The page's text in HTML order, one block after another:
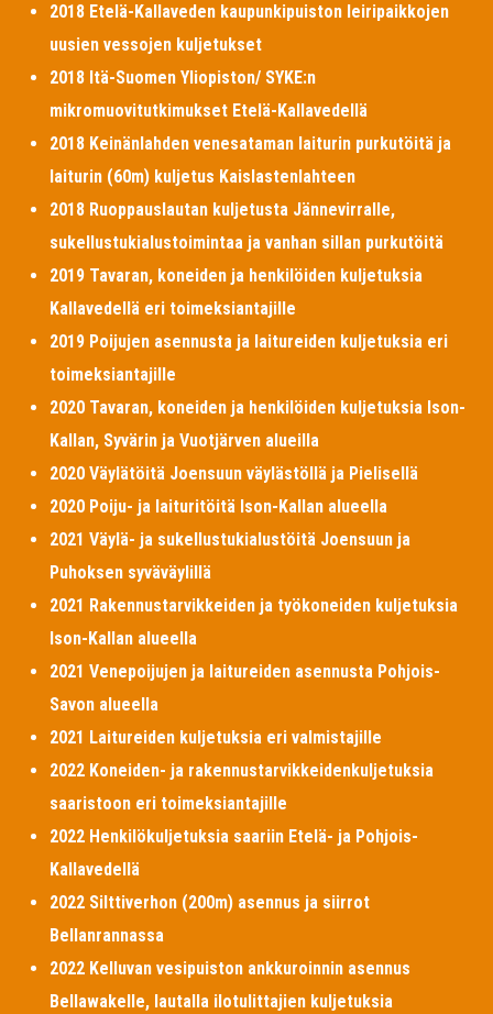
2018 Etelä-Kallaveden kaupunkipuiston leiripaikkojen
uusien vessojen kuljetukset
2018 Itä-Suomen Yliopiston/ SYKE:n
mikromuovitutkimukset Etelä-Kallavedellä
2018 Keinänlahden venesataman laiturin purkutöitä ja
laiturin (60m) kuljetus Kaislastenlahteen
2018 Ruoppauslautan kuljetusta Jännevirralle,
sukellustukialustoimintaa ja vanhan sillan purkutöitä
2019 Tavaran, koneiden ja henkilöiden kuljetuksia
Kallavedellä eri toimeksiantajille
2019 Poijujen asennusta ja laitureiden kuljetuksia eri
toimeksiantajille
2020 Tavaran, koneiden ja henkilöiden kuljetuksia Ison-
Kallan, Syvärin ja Vuotjärven alueilla
2020 Väylätöitä Joensuun väylästöllä ja Pielisellä
2020 Poiju- ja laituritöitä Ison-Kallan alueella
2021 Väylä- ja sukellustukialustöitä Joensuun ja
Puhoksen syväväylillä
2021 Rakennustarvikkeiden ja työkoneiden kuljetuksia
Ison-Kallan alueella
2021 Venepoijujen ja laitureiden asennusta Pohjois-
Savon alueella
2021 Laitureiden kuljetuksia eri valmistajille
2022 Koneiden- ja rakennustarvikkeidenkuljetuksia
saaristoon eri toimeksiantajille
2022 Henkilökuljetuksia saariin Etelä- ja Pohjois-
Kallavedellä
2022 Silttiverhon (200m) asennus ja siirrot
Bellanrannassa
2022 Kelluvan vesipuiston ankkuroinnin asennus
Bellawakelle, lautalla ilotulittajien kuljetuksia